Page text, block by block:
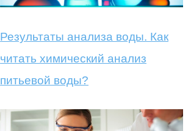
Результаты анализа воды. Как
читать химический анализ
питьевой воды?